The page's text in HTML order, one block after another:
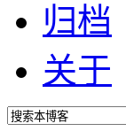
归档
关于